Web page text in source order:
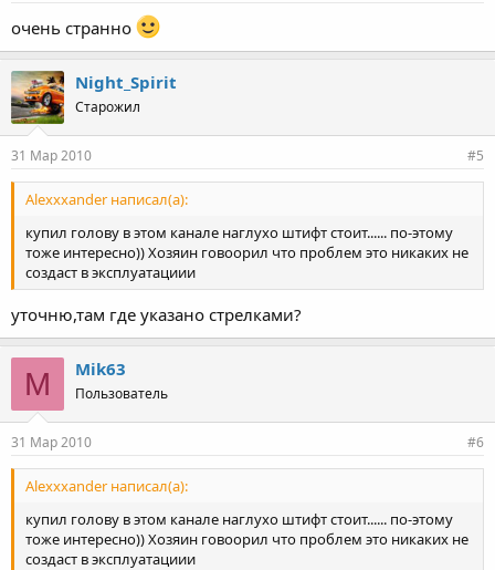
очень странно
Night_Spirit
Старожил
31 Мар 2010 #5
Alexxxander написал(а):
купил голову в этом канале наглухо штифт стоит...... по-этому
тоже интересно)) Хозяин говоорил что проблем это никаких не
создаст в эксплуатациии
уточню,там где указано стрелками?
M Mik63
Пользователь
31 Мар 2010 #6
Alexxxander написал(а):
купил голову в этом канале наглухо штифт стоит...... по-этому
тоже интересно)) Хозяин говоорил что проблем это никаких не
создаст в эксплуатациии